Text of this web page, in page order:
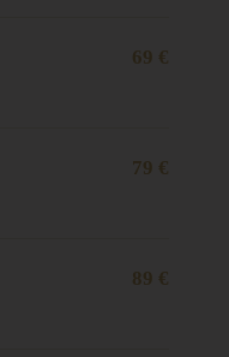
69 €
79 €
89 €